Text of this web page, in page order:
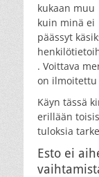
kukaan muu
kuin minä ei
päässyt
. Voittava
on ilmoitettu
Käyn tässä
erillään
tuloksia
Esto ei